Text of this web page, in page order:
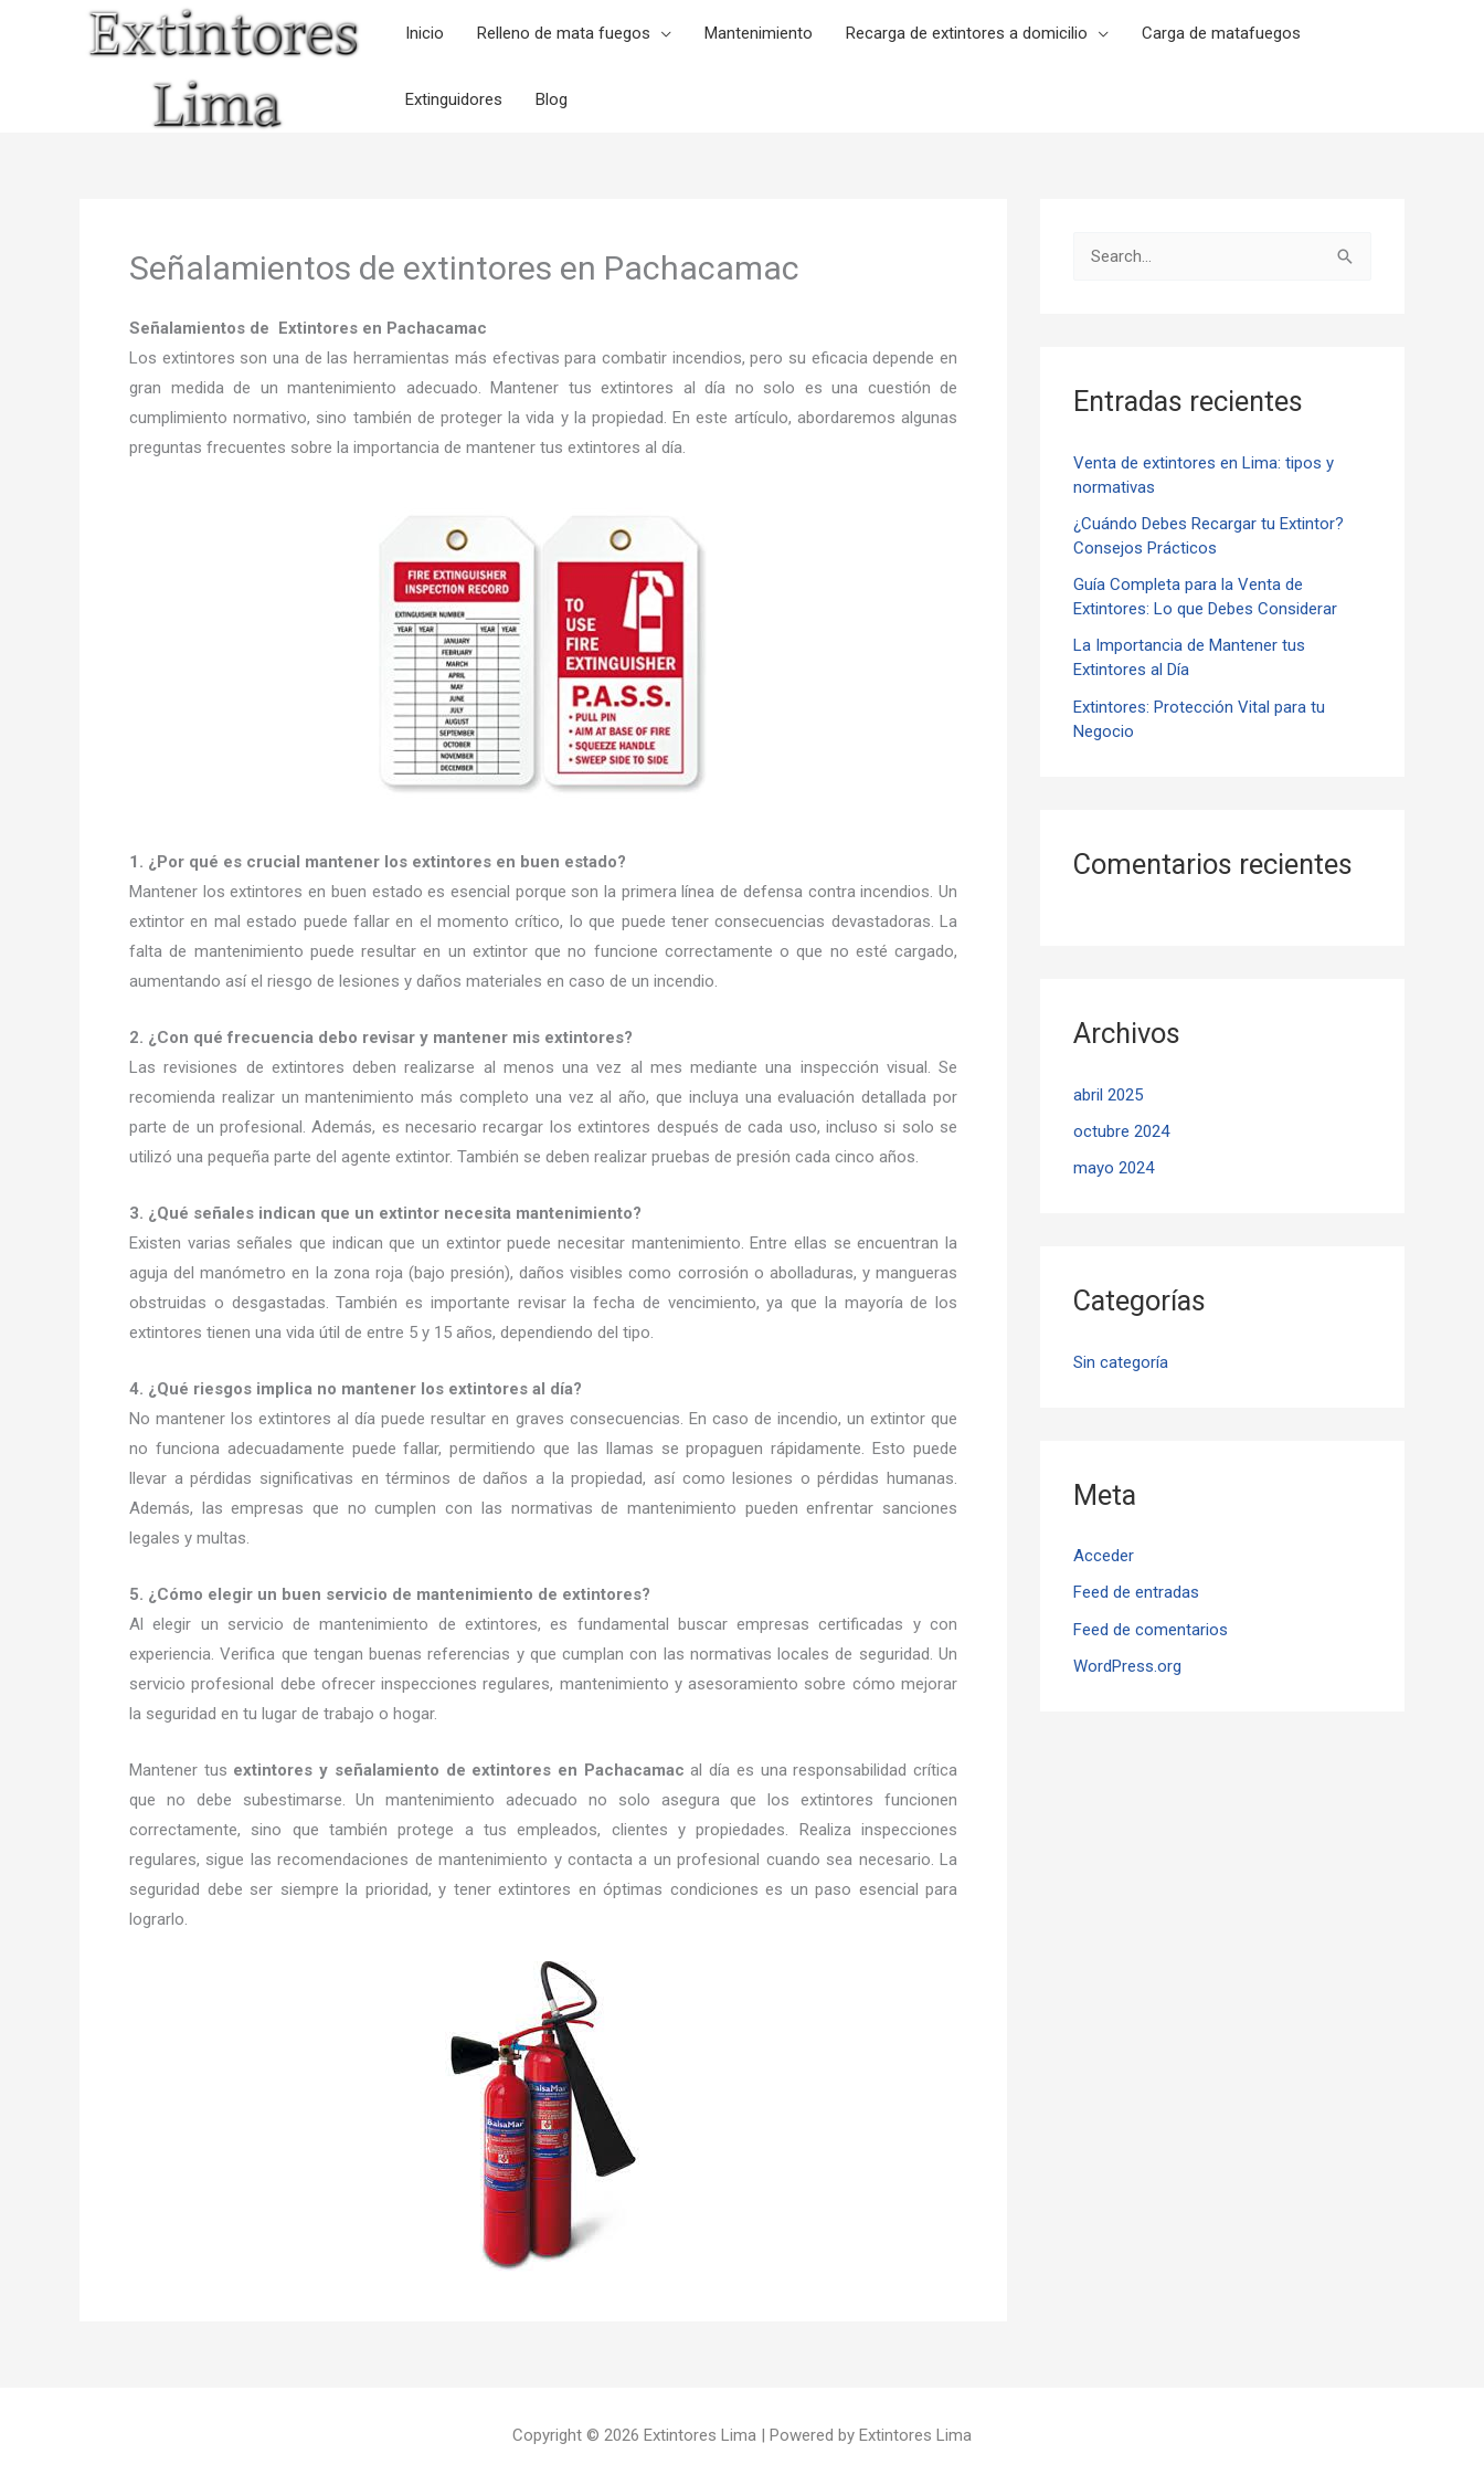
Inicio Relleno de mata fuegos Mantenimiento Recarga de extintores a domicilio Carga de matafuegos
Extinguidores Blog
Señalamientos de extintores en Pachacamac
Señalamientos de Extintores en Pachacamac
Los extintores son una de las herramientas más efectivas para combatir incendios, pero su eficacia depende en
gran medida de un mantenimiento adecuado. Mantener tus extintores al día no solo es una cuestión de
cumplimiento normativo, sino también de proteger la vida y la propiedad. En este artículo, abordaremos algunas
preguntas frecuentes sobre la importancia de mantener tus extintores al día.
1. ¿Por qué es crucial mantener los extintores en buen estado?
Mantener los extintores en buen estado es esencial porque son la primera línea de defensa contra incendios. Un
extintor en mal estado puede fallar en el momento crítico, lo que puede tener consecuencias devastadoras. La
falta de mantenimiento puede resultar en un extintor que no funcione correctamente o que no esté cargado,
aumentando así el riesgo de lesiones y daños materiales en caso de un incendio.
2. ¿Con qué frecuencia debo revisar y mantener mis extintores?
Las revisiones de extintores deben realizarse al menos una vez al mes mediante una inspección visual. Se
recomienda realizar un mantenimiento más completo una vez al año, que incluya una evaluación detallada por
parte de un profesional. Además, es necesario recargar los extintores después de cada uso, incluso si solo se
utilizó una pequeña parte del agente extintor. También se deben realizar pruebas de presión cada cinco años.
3. ¿Qué señales indican que un extintor necesita mantenimiento?
Existen varias señales que indican que un extintor puede necesitar mantenimiento. Entre ellas se encuentran la
aguja del manómetro en la zona roja (bajo presión), daños visibles como corrosión o abolladuras, y mangueras
obstruidas o desgastadas. También es importante revisar la fecha de vencimiento, ya que la mayoría de los
extintores tienen una vida útil de entre 5 y 15 años, dependiendo del tipo.
4. ¿Qué riesgos implica no mantener los extintores al día?
No mantener los extintores al día puede resultar en graves consecuencias. En caso de incendio, un extintor que
no funciona adecuadamente puede fallar, permitiendo que las llamas se propaguen rápidamente. Esto puede
llevar a pérdidas significativas en términos de daños a la propiedad, así como lesiones o pérdidas humanas.
Además, las empresas que no cumplen con las normativas de mantenimiento pueden enfrentar sanciones
legales y multas.
5. ¿Cómo elegir un buen servicio de mantenimiento de extintores?
Al elegir un servicio de mantenimiento de extintores, es fundamental buscar empresas certificadas y con
experiencia. Verifica que tengan buenas referencias y que cumplan con las normativas locales de seguridad. Un
servicio profesional debe ofrecer inspecciones regulares, mantenimiento y asesoramiento sobre cómo mejorar
la seguridad en tu lugar de trabajo o hogar.
Mantener tus extintores y señalamiento de extintores en Pachacamacal día es una responsabilidad crítica
que no debe subestimarse. Un mantenimiento adecuado no solo asegura que los extintores funcionen
correctamente, sino que también protege a tus empleados, clientes y propiedades. Realiza inspecciones
regulares, sigue las recomendaciones de mantenimiento y contacta a un profesional cuando sea necesario. La
seguridad debe ser siempre la prioridad, y tener extintores en óptimas condiciones es un paso esencial para
lograrlo.
a
p
o
r
Entradas recientes
Venta de extintores en Lima: tipos y
normativas
¿Cuándo Debes Recargar tu Extintor?
Consejos Prácticos
Guía Completa para la Venta de
Extintores: Lo que Debes Considerar
La Importancia de Mantener tus
Extintores al Día
Extintores: Protección Vital para tu
Negocio
Comentarios recientes
Archivos
abril 2025
octubre 2024
mayo 2024
Categorías
Sin categoría
Meta
Acceder
Feed de entradas
Feed de comentarios
WordPress.org
Copyright © 2026 Extintores Lima | Powered by Extintores Lima